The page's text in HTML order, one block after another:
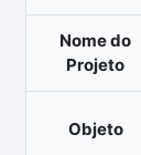
Nome do
Projeto
Objeto